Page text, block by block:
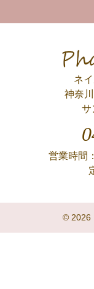
ネ
神奈
サ
営業時間
© 2026